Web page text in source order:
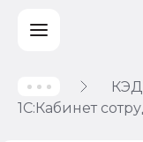
1С:Кабинет
Учет и